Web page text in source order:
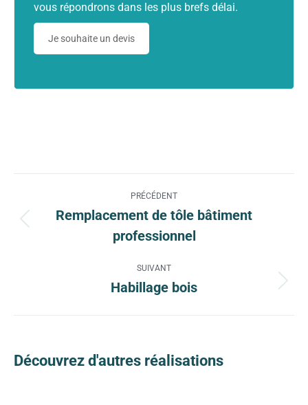
vous répondrons dans les plus brefs délai.
Je souhaite un devis
de
commentaire
PRÉCÉDENT
précédent
Remplacement de tôle bâtiment
professionnel
SUIVANT
Projets
Habillage bois
Découvrez d'autres réalisations